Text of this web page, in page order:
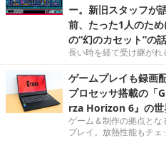
ー。新旧スタッフが
前、たった1人のた
の“幻のカセット”の話
長い時を経て受け継がれ
ゲームプレイも録画
プロセッサ搭載の「
rza Horizon 6』の世
ゲーム＆制作の拠点とな
プレイ。放熱性能もチェ